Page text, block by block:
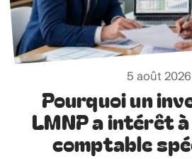
5 août 2026
Pourquoi un
LMNP a intérêt
comptable